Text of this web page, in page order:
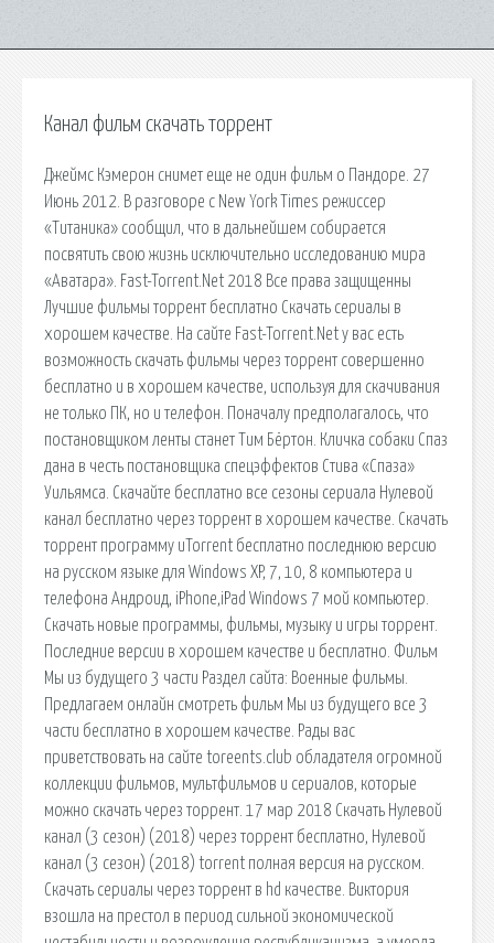
Канал фильм скачать торрент
Джеймс Кэмерон снимет еще не один фильм о Пандоре. 27
Июнь 2012. В разговоре с New York Times режиссер
«Титаника» сообщил, что в дальнейшем собирается
посвятить свою жизнь исключительно исследованию мира
«Аватара». Fast-Torrent.Net 2018 Все права защищенны
Лучшие фильмы торрент бесплатно Скачать сериалы в
хорошем качестве. На сайте Fast-Torrent.Net у вас есть
возможность скачать фильмы через торрент совершенно
бесплатно и в хорошем качестве, используя для скачивания
не только ПК, но и телефон. Поначалу предполагалось, что
постановщиком ленты станет Тим Бёртон. Кличка собаки Спаз
дана в честь постановщика спецэффектов Стива «Спаза»
Уильямса. Скачайте бесплатно все сезоны сериала Нулевой
канал бесплатно через торрент в хорошем качестве. Скачать
торрент программу uTorrent бесплатно последнюю версию
на русском языке для Windows XP, 7, 10, 8 компьютера и
телефона Андроид, iPhone,iPad Windows 7 мой компьютер.
Скачать новые программы, фильмы, музыку и игры торрент.
Последние версии в хорошем качестве и бесплатно. Фильм
Мы из будущего 3 части Раздел сайта: Военные фильмы.
Предлагаем онлайн смотреть фильм Мы из будущего все 3
части бесплатно в хорошем качестве. Рады вас
приветствовать на сайте toreents.club обладателя огромной
коллекции фильмов, мультфильмов и сериалов, которые
можно скачать через торрент. 17 мар 2018 Скачать Нулевой
канал (3 сезон) (2018) через торрент бесплатно, Нулевой
канал (3 сезон) (2018) torrent полная версия на русском.
Скачать сериалы через торрент в hd качестве. Виктория
взошла на престол в период сильной экономической